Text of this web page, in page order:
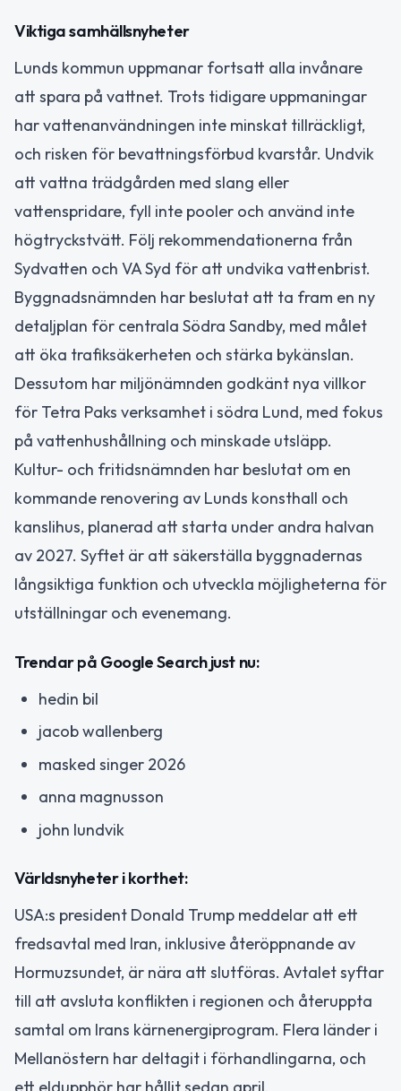
Viktiga samhällsnyheter
Lunds kommun uppmanar fortsatt alla invånare
att spara på vattnet. Trots tidigare uppmaningar
har vattenanvändningen inte minskat tillräckligt,
och risken för bevattningsförbud kvarstår. Undvik
att vattna trädgården med slang eller
vattenspridare, fyll inte pooler och använd inte
högtryckstvätt. Följ rekommendationerna från
Sydvatten och VA Syd för att undvika vattenbrist.
Byggnadsnämnden har beslutat att ta fram en ny
detaljplan för centrala Södra Sandby, med målet
att öka trafiksäkerheten och stärka bykänslan.
Dessutom har miljönämnden godkänt nya villkor
för Tetra Paks verksamhet i södra Lund, med fokus
på vattenhushållning och minskade utsläpp.
Kultur- och fritidsnämnden har beslutat om en
kommande renovering av Lunds konsthall och
kanslihus, planerad att starta under andra halvan
av 2027. Syftet är att säkerställa byggnadernas
långsiktiga funktion och utveckla möjligheterna för
utställningar och evenemang.
Trendar på Google Search just nu:
hedin bil
jacob wallenberg
masked singer 2026
anna magnusson
john lundvik
Världsnyheter i korthet:
USA:s president Donald Trump meddelar att ett
fredsavtal med Iran, inklusive återöppnande av
Hormuzsundet, är nära att slutföras. Avtalet syftar
till att avsluta konflikten i regionen och återuppta
samtal om Irans kärnenergiprogram. Flera länder i
Mellanöstern har deltagit i förhandlingarna, och